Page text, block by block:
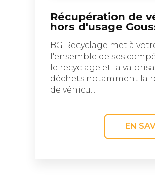
Récupération de
hors d'usage
BG Recyclage met à
l'ensemble de ses
le recyclage et la
déchets notamment la
de véhicu...
EN